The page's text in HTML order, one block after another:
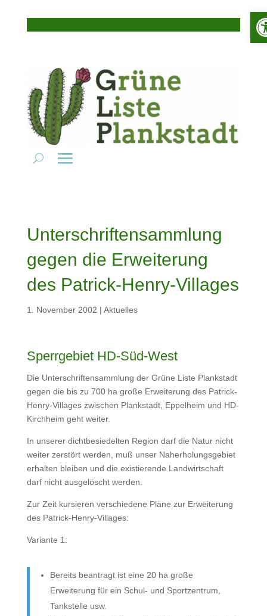
Unterschriftensammlung
gegen die Erweiterung
des Patrick-Henry-Villages
1. November 2002 | Aktuelles
Sperrgebiet HD-Süd-West
Die Unterschriftensammlung der Grüne Liste Plankstadt
gegen die bis zu 700 ha große Erweiterung des Patrick-
Henry-Villages zwischen Plankstadt, Eppelheim und HD-
Kirchheim geht weiter.
In unserer dichtbesiedelten Region darf die Natur nicht
weiter zerstört werden, muß unser Naherholungsgebiet
erhalten bleiben und die existierende Landwirtschaft
darf nicht ausgelöscht werden.
Zur Zeit kursieren verschiedene Pläne zur Erweiterung
des Patrick-Henry-Villages:
Variante 1:
Bereits beantragt ist eine 20 ha große
Erweiterung für ein Schul- und Sportzentrum,
Tankstelle usw.